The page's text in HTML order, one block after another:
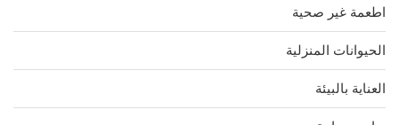
اطعمة غير صحية
الحيوانات المنزلية
العناية بالبيئة